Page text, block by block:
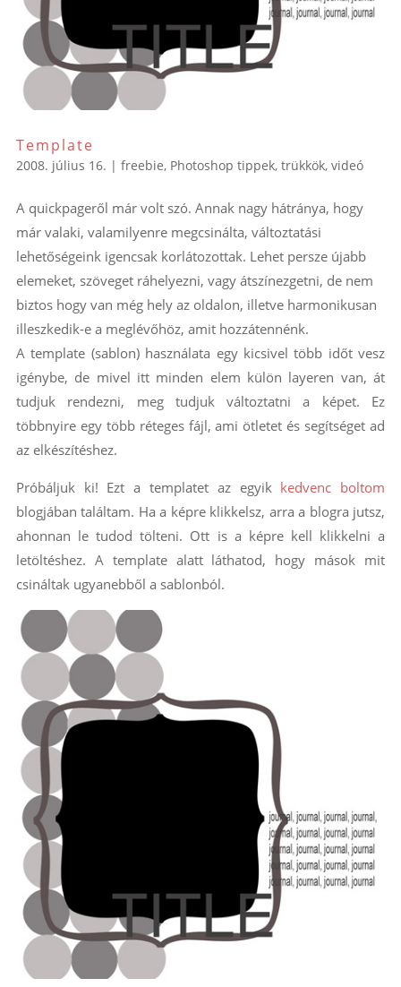
Template
2008. július 16. | freebie, Photoshop tippek, trükkök, videó
A quickpageről már volt szó. Annak nagy hátránya, hogy
már valaki, valamilyenre megcsinálta, változtatási
lehetőségeink igencsak korlátozottak. Lehet persze újabb
elemeket, szöveget ráhelyezni, vagy átszínezgetni, de nem
biztos hogy van még hely az oldalon, illetve harmonikusan
illeszkedik-e a meglévőhöz, amit hozzátennénk.
A template (sablon) használata egy kicsivel több időt vesz
igénybe, de mivel itt minden elem külön layeren van, át
tudjuk rendezni, meg tudjuk változtatni a képet. Ez
többnyire egy több réteges fájl, ami ötletet és segítséget ad
az elkészítéshez.
Próbáljuk ki! Ezt a templatet az egyik kedvenc boltom
blogjában találtam. Ha a képre klikkelsz, arra a blogra jutsz,
ahonnan le tudod tölteni. Ott is a képre kell klikkelni a
letöltéshez. A template alatt láthatod, hogy mások mit
csináltak ugyanebből a sablonból.